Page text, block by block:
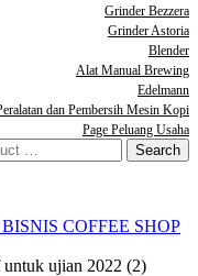
Grinder Bezzera
Grinder Astoria
Blender
Alat Manual Brewing
Edelmann
dan Pembersih Mesin Kopi
Page Peluang Usaha
COFFEE SHOP
ujian 2022 (2)